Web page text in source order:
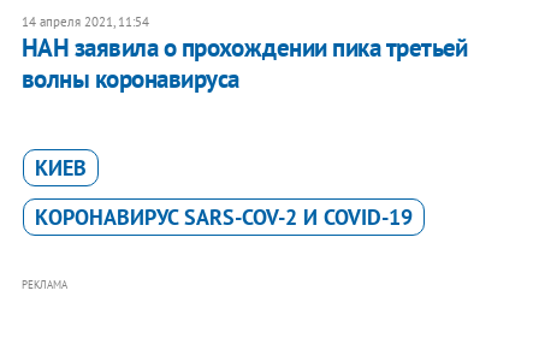
14 апреля 2021, 11:54
НАН заявила о прохождении пика третьей
волны коронавируса
КИЕВ
КОРОНАВИРУС SARS-COV-2 И COVID-19
РЕКЛАМА